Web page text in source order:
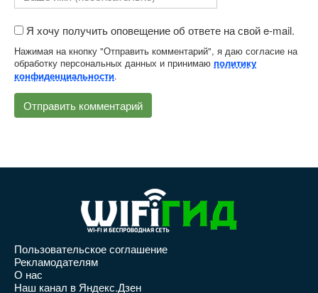
Я хочу получить оповещение об ответе на свой e-mail.
Нажимая на кнопку "Отправить комментарий", я даю согласие на
обработку персональных данных и принимаю политику
конфиденциальности.
Пользовательское соглашение
Рекламодателям
О нас
Наш канал в Яндекс.Дзен